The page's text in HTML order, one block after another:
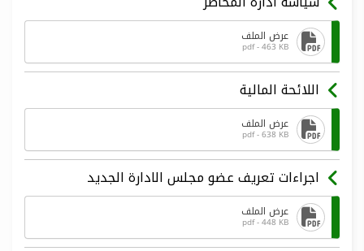
عرض الملف
pdf - 463 KB
اللائحة المالية
عرض الملف
pdf - 638 KB
اجراءات تعريف عضو مجلس الادارة الجديد
عرض الملف
pdf - 448 KB